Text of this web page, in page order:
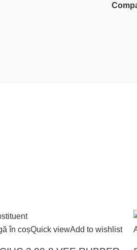
în coșQuick viewAdd to wishlist